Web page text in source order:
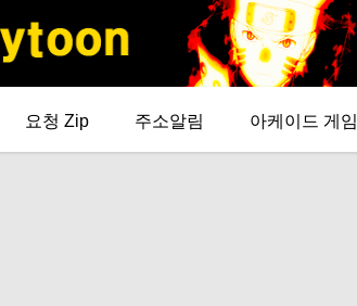
요청 Zip 주소알림 아케이드 게임